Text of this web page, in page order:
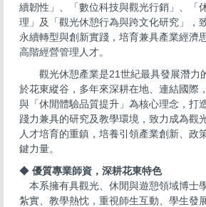
續韌性」、「數位科技與觀光行銷」、「
理」及「觀光休憩行為與跨文化研究」，
永續轉型與創新實踐，培育兼具產業經濟
高階經營管理人才。
觀光休憩產業是21世紀最具發展潛力
於花東縱谷，多年來深耕在地、連結國際
與「休閒體驗品質提升」為核心理念，打
踐力兼具的研究及教學環境，致力成為觀
人才培育的重鎮，培養引領產業創新、政
鍵力量。
◆ 優質專業師資，深耕花東特色
本系擁有具觀光、休閒與遊憩領域博士
紮實、教學熱忱，重視師生互動、學生發